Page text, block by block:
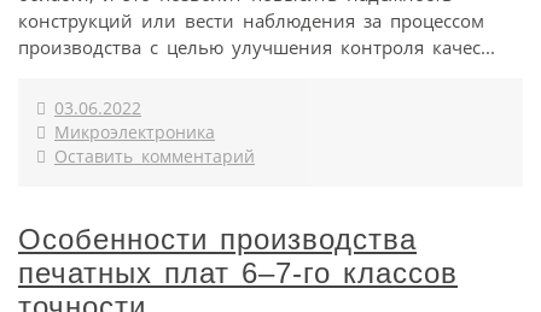
конструкций или вести наблюдения за процессом
производства с целью улучшения контроля качес...
03.06.2022
Микроэлектроника
Оставить комментарий
Особенности производства
печатных плат 6–7‑го классов